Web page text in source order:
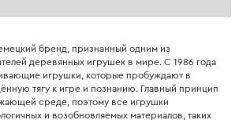
бренд, признанный одним из
деревянных игрушек в мире. С 1986 года
игрушки, которые пробуждают в
тягу к игре и познанию. Главный принцип
среде, поэтому все игрушки
и возобновляемых материалов, таких